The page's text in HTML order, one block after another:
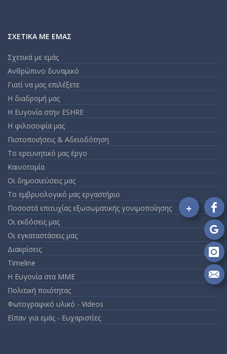
ΣΧΕΤΙΚΆ ΜΕ ΕΜΆΣ
Σχετικά με εμάς
Ανθρώπινο δυναμικό
Γιατί να μας επιλέξετε
Η διαδρομή μας
Η Ευγονία στην ESHRE
Η φιλοσοφία μας
Πιστοποιήσεις & Αδειοδότηση
Το ερευνητικό μας έργο
Καινοτομία
Οι δημοσιεύσεις μας
Το εμβρυολογικό μας εργαστήριο
Ποσοστά επιτυχίας εξωσωματικής γονιμοποίησης
Οι εκδόσεις μας
Οι εγκαταστάσεις μας
Διακρίσεις
Timeline
Η Ευγονία στα ΜΜΕ
Πολιτική ποιότητας
Φωτογραφικό υλικό - Videos
Είπαν για εμάς - Ευχαριστίες
on
on
on
+